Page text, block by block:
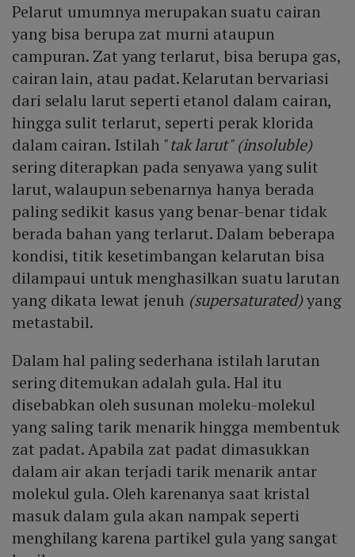
Pelarut umumnya merupakan suatu cairan
yang bisa berupa zat murni ataupun
campuran. Zat yang terlarut, bisa berupa gas,
cairan lain, atau padat. Kelarutan bervariasi
dari selalu larut seperti etanol dalam cairan,
hingga sulit terlarut, seperti perak klorida
dalam cairan. Istilah "tak larut" (insoluble)
sering diterapkan pada senyawa yang sulit
larut, walaupun sebenarnya hanya berada
paling sedikit kasus yang benar-benar tidak
berada bahan yang terlarut. Dalam beberapa
kondisi, titik kesetimbangan kelarutan bisa
dilampaui untuk menghasilkan suatu larutan
yang dikata lewat jenuh (supersaturated)yang
metastabil.
Dalam hal paling sederhana istilah larutan
sering ditemukan adalah gula. Hal itu
disebabkan oleh susunan moleku-molekul
yang saling tarik menarik hingga membentuk
zat padat. Apabila zat padat dimasukkan
dalam air akan terjadi tarik menarik antar
molekul gula. Oleh karenanya saat kristal
masuk dalam gula akan nampak seperti
menghilang karena partikel gula yang sangat